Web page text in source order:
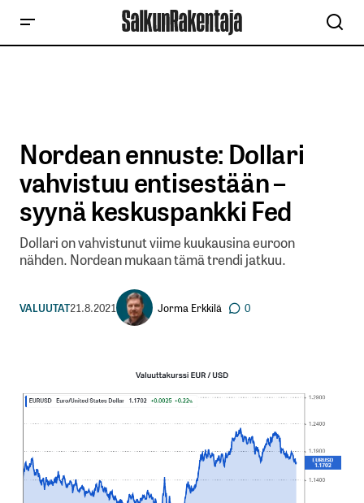
Nordean ennuste: Dollari
vahvistuu entisestään –
syynä keskuspankki Fed
Dollari on vahvistunut viime kuukausina euroon
nähden. Nordean mukaan tämä trendi jatkuu.
VALUUTAT21.8.2021 Jorma Erkkilä 0